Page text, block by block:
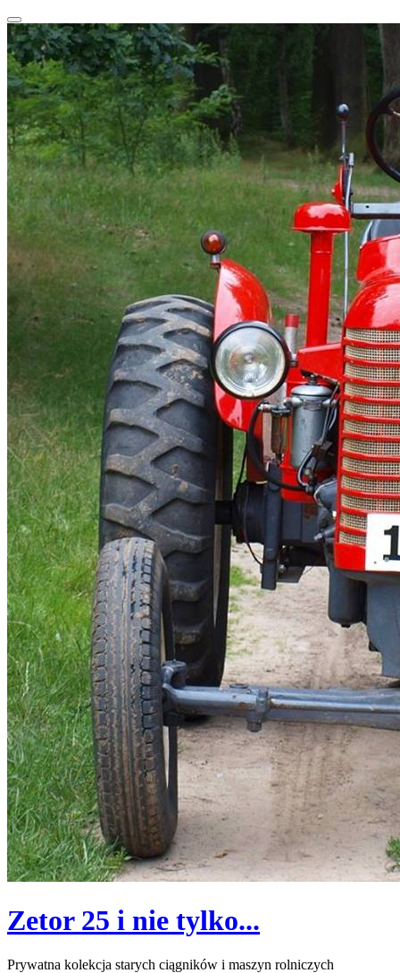
Przeskocz
do
treści
Przełącz
nawigację
Zetor 25 i nie tylko...
Prywatna kolekcja starych ciągników i maszyn rolniczych